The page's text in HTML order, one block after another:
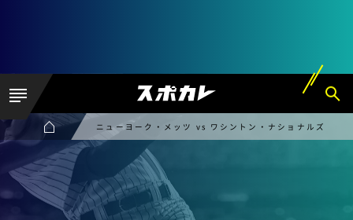
ニューヨーク・メッツ vs ワシントン・ナショナルズ